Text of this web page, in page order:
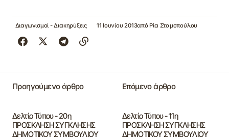
Διαγωνισμοί - Διακηρύξεις 11 Ιουνίου 2013από Ρία Σταμοπούλου
Προηγούμενο άρθρο
Δελτίο Τύπου - 20η
ΠΡΟΣΚΛΗΣΗ ΣΥΓΚΛΗΣΗΣ
ΔΗΜΟΤΙΚΟΥ ΣΥΜΒΟΥΛΙΟΥ
Επόμενο άρθρο
Δελτίο Τύπου - 11η
ΠΡΟΣΚΛΗΣΗ ΣΥΓΚΛΗΣΗΣ
ΔΗΜΟΤΙΚΟΥ ΣΥΜΒΟΥΛΙΟΥ